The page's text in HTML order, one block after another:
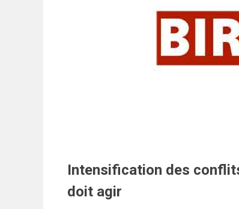
Intensification des
doit agir